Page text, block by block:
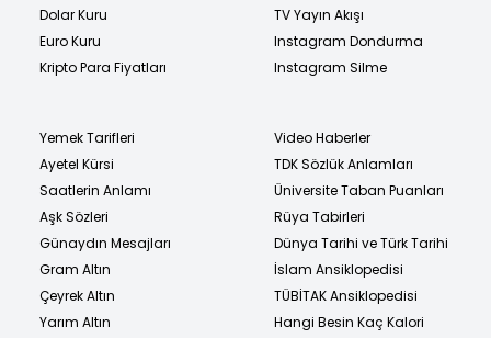
Dolar Kuru
Euro Kuru
Kripto Para Fiyatları
TV Yayın Akışı
Instagram Dondurma
Instagram Silme
Yemek Tarifleri
Ayetel Kürsi
Saatlerin Anlamı
Aşk Sözleri
Günaydın Mesajları
Gram Altın
Çeyrek Altın
Yarım Altın
Video Haberler
TDK Sözlük Anlamları
Üniversite Taban Puanları
Rüya Tabirleri
Dünya Tarihi ve Türk Tarihi
İslam Ansiklopedisi
TÜBİTAK Ansiklopedisi
Hangi Besin Kaç Kalori